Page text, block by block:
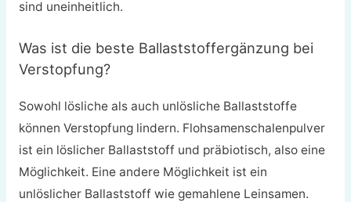
sind uneinheitlich.
Was ist die beste Ballaststoffergänzung bei
Verstopfung?
Sowohl lösliche als auch unlösliche Ballaststoffe
können Verstopfung lindern. Flohsamenschalenpulver
ist ein löslicher Ballaststoff und präbiotisch, also eine
Möglichkeit. Eine andere Möglichkeit ist ein
unlöslicher Ballaststoff wie gemahlene Leinsamen.